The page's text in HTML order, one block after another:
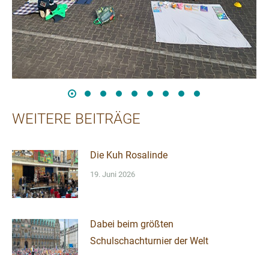
WEITERE BEITRÄGE
Die Kuh Rosalinde
19. Juni 2026
Dabei beim größten
Schulschachturnier der Welt